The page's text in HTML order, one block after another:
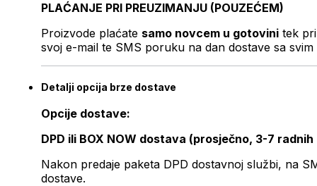
PLAĆANJE PRI PREUZIMANJU (POUZEĆEM)
Proizvode plaćate samo novcem u gotovini tek
svoj e-mail te SMS poruku na dan dostave sa svim
Detalji opcija brze dostave
Opcije dostave:
DPD ili BOX NOW dostava (prosječno, 3-7 radnih
Nakon predaje paketa DPD dostavnoj službi, na
dostave.